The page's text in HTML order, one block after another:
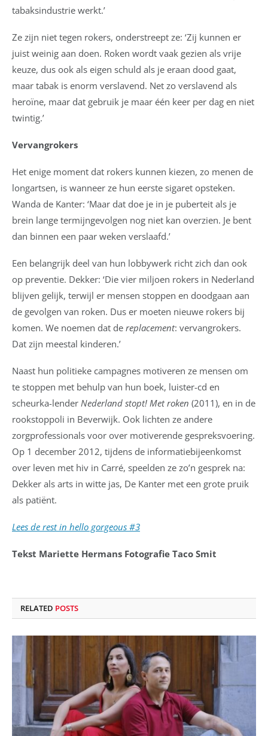
tabaksindustrie werkt.’
Ze zijn niet tegen rokers, onderstreept ze: ‘Zij kunnen er
juist weinig aan doen. Roken wordt vaak gezien als vrije
keuze, dus ook als eigen schuld als je eraan dood gaat,
maar tabak is enorm verslavend. Net zo verslavend als
heroïne, maar dat gebruik je maar één keer per dag en niet
twintig.’
Vervangrokers
Het enige moment dat rokers kunnen kiezen, zo menen de
longartsen, is wanneer ze hun eerste sigaret opsteken.
Wanda de Kanter: ‘Maar dat doe je in je puberteit als je
brein lange termijngevolgen nog niet kan overzien. Je bent
dan binnen een paar weken verslaafd.’
Een belangrijk deel van hun lobbywerk richt zich dan ook
op preventie. Dekker: ‘Die vier miljoen rokers in Nederland
blijven gelijk, terwijl er mensen stoppen en doodgaan aan
de gevolgen van roken. Dus er moeten nieuwe rokers bij
komen. We noemen dat de replacement: vervangrokers.
Dat zijn meestal kinderen.’
Naast hun politieke campagnes motiveren ze mensen om
te stoppen met behulp van hun boek, luister-cd en
scheurka-lender Nederland stopt! Met roken (2011), en in de
rookstoppoli in Beverwijk. Ook lichten ze andere
zorgprofessionals voor over motiverende gespreksvoering.
Op 1 december 2012, tijdens de informatiebijeenkomst
over leven met hiv in Carré, speelden ze zo’n gesprek na:
Dekker als arts in witte jas, De Kanter met een grote pruik
als patiënt.
Lees de rest in hello gorgeous #3
Tekst Mariette Hermans Fotografie Taco Smit
RELATED POSTS